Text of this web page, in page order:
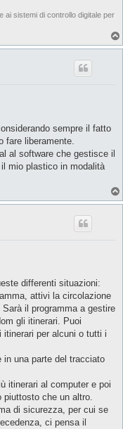
ai sistemi di controllo digitale per
sempre il fatto
fare liberamente.
al software che gestisce il
mio plastico in modalità
differenti situazioni:
attivi la circolazione
il programma a gestire
gli itinerari. Puoi
itinerari per alcuni o tutti i
in una parte del tracciato
itinerari al computer e poi
piuttosto che un altro.
di sicurezza, per cui se
ci pensa il